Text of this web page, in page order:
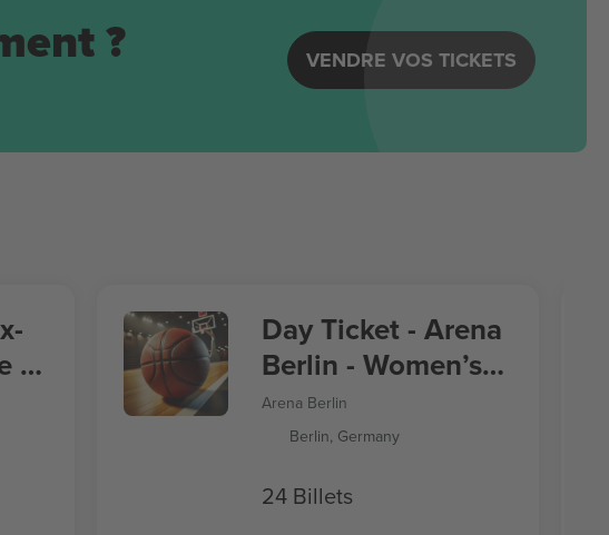
? VENDRE VOS TICKETS
-
Day Ticket - Arena
Berlin - Women’s
Basketball World
Cup
Arena Berlin
Berlin, Germany
24 Billets